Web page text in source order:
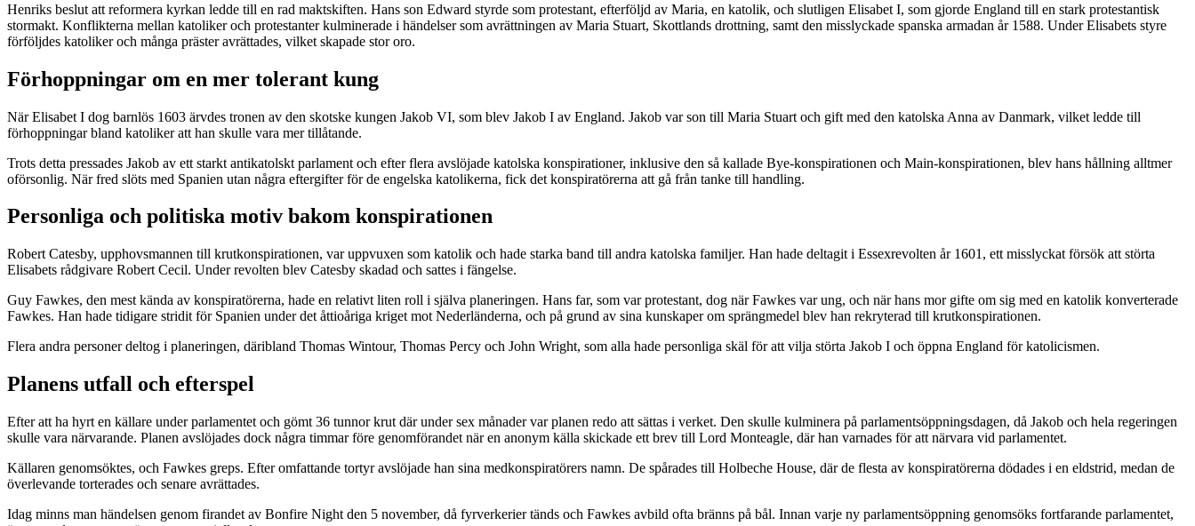
Henriks beslut att reformera kyrkan ledde till en rad maktskiften. Hans son Edward styrde som protestant, efterföljd av Maria, en katolik, och slutligen Elisabet I, som gjorde England till en stark protestantisk
stormakt. Konflikterna mellan katoliker och protestanter kulminerade i händelser som avrättningen av Maria Stuart, Skottlands drottning, samt den misslyckade spanska armadan år 1588. Under Elisabets styre
förföljdes katoliker och många präster avrättades, vilket skapade stor oro.
Förhoppningar om en mer tolerant kung
När Elisabet I dog barnlös 1603 ärvdes tronen av den skotske kungen Jakob VI, som blev Jakob I av England. Jakob var son till Maria Stuart och gift med den katolska Anna av Danmark, vilket ledde till
förhoppningar bland katoliker att han skulle vara mer tillåtande.
Trots detta pressades Jakob av ett starkt antikatolskt parlament och efter flera avslöjade katolska konspirationer, inklusive den så kallade Bye-konspirationen och Main-konspirationen, blev hans hållning alltmer
oförsonlig. När fred slöts med Spanien utan några eftergifter för de engelska katolikerna, fick det konspiratörerna att gå från tanke till handling.
Personliga och politiska motiv bakom konspirationen
Robert Catesby, upphovsmannen till krutkonspirationen, var uppvuxen som katolik och hade starka band till andra katolska familjer. Han hade deltagit i Essexrevolten år 1601, ett misslyckat försök att störta
Elisabets rådgivare Robert Cecil. Under revolten blev Catesby skadad och sattes i fängelse.
Guy Fawkes, den mest kända av konspiratörerna, hade en relativt liten roll i själva planeringen. Hans far, som var protestant, dog när Fawkes var ung, och när hans mor gifte om sig med en katolik konverterade
Fawkes. Han hade tidigare stridit för Spanien under det åttioåriga kriget mot Nederländerna, och på grund av sina kunskaper om sprängmedel blev han rekryterad till krutkonspirationen.
Flera andra personer deltog i planeringen, däribland Thomas Wintour, Thomas Percy och John Wright, som alla hade personliga skäl för att vilja störta Jakob I och öppna England för katolicismen.
Planens utfall och efterspel
Efter att ha hyrt en källare under parlamentet och gömt 36 tunnor krut där under sex månader var planen redo att sättas i verket. Den skulle kulminera på parlamentsöppningsdagen, då Jakob och hela regeringen
skulle vara närvarande. Planen avslöjades dock några timmar före genomförandet när en anonym källa skickade ett brev till Lord Monteagle, där han varnades för att närvara vid parlamentet.
Källaren genomsöktes, och Fawkes greps. Efter omfattande tortyr avslöjade han sina medkonspiratörers namn. De spårades till Holbeche House, där de flesta av konspiratörerna dödades i en eldstrid, medan de
överlevande torterades och senare avrättades.
Idag minns man händelsen genom firandet av Bonfire Night den 5 november, då fyrverkerier tänds och Fawkes avbild ofta bränns på bål. Innan varje ny parlamentsöppning genomsöks fortfarande parlamentet,